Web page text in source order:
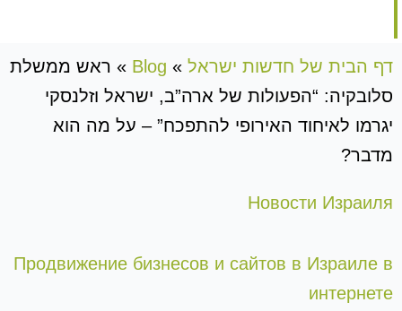
דף הבית של חדשות ישראל »
Blog
» ראש ממשלת
סלובקיה: “הפעולות של ארה”ב, ישראל וזלנסקי
יגרמו לאיחוד האירופי להתפכח” – על מה הוא
מדבר?
Новости Израиля
Продвижение бизнесов и сайтов в Израиле в
интернете